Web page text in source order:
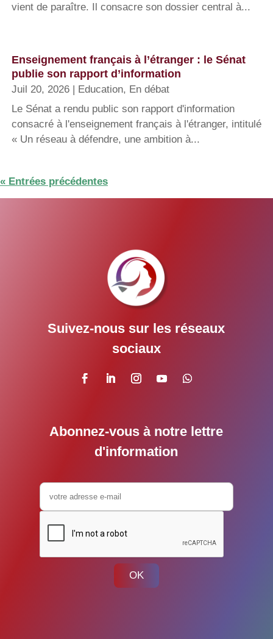
vient de paraître. Il consacre son dossier central à...
Enseignement français à l’étranger : le Sénat
publie son rapport d’information
Juil 20, 2026 | Education, En débat
Le Sénat a rendu public son rapport d'information
consacré à l'enseignement français à l'étranger, intitulé
« Un réseau à défendre, une ambition à...
« Entrées précédentes
Suivez-nous sur les réseaux
sociaux
Abonnez-vous à notre lettre
d'information
OK